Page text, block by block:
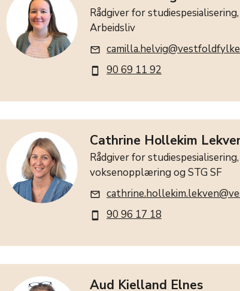
Rådgiver for
Arbeidsliv
mail_outline
smartphone 90 69 11 92
Cathrine Hollekim
Rådgiver for studiespesialisering,
voksenopplæring og STG SF
mail_outline
smartphone 90 96 17 18
Aud Kielland Elnes